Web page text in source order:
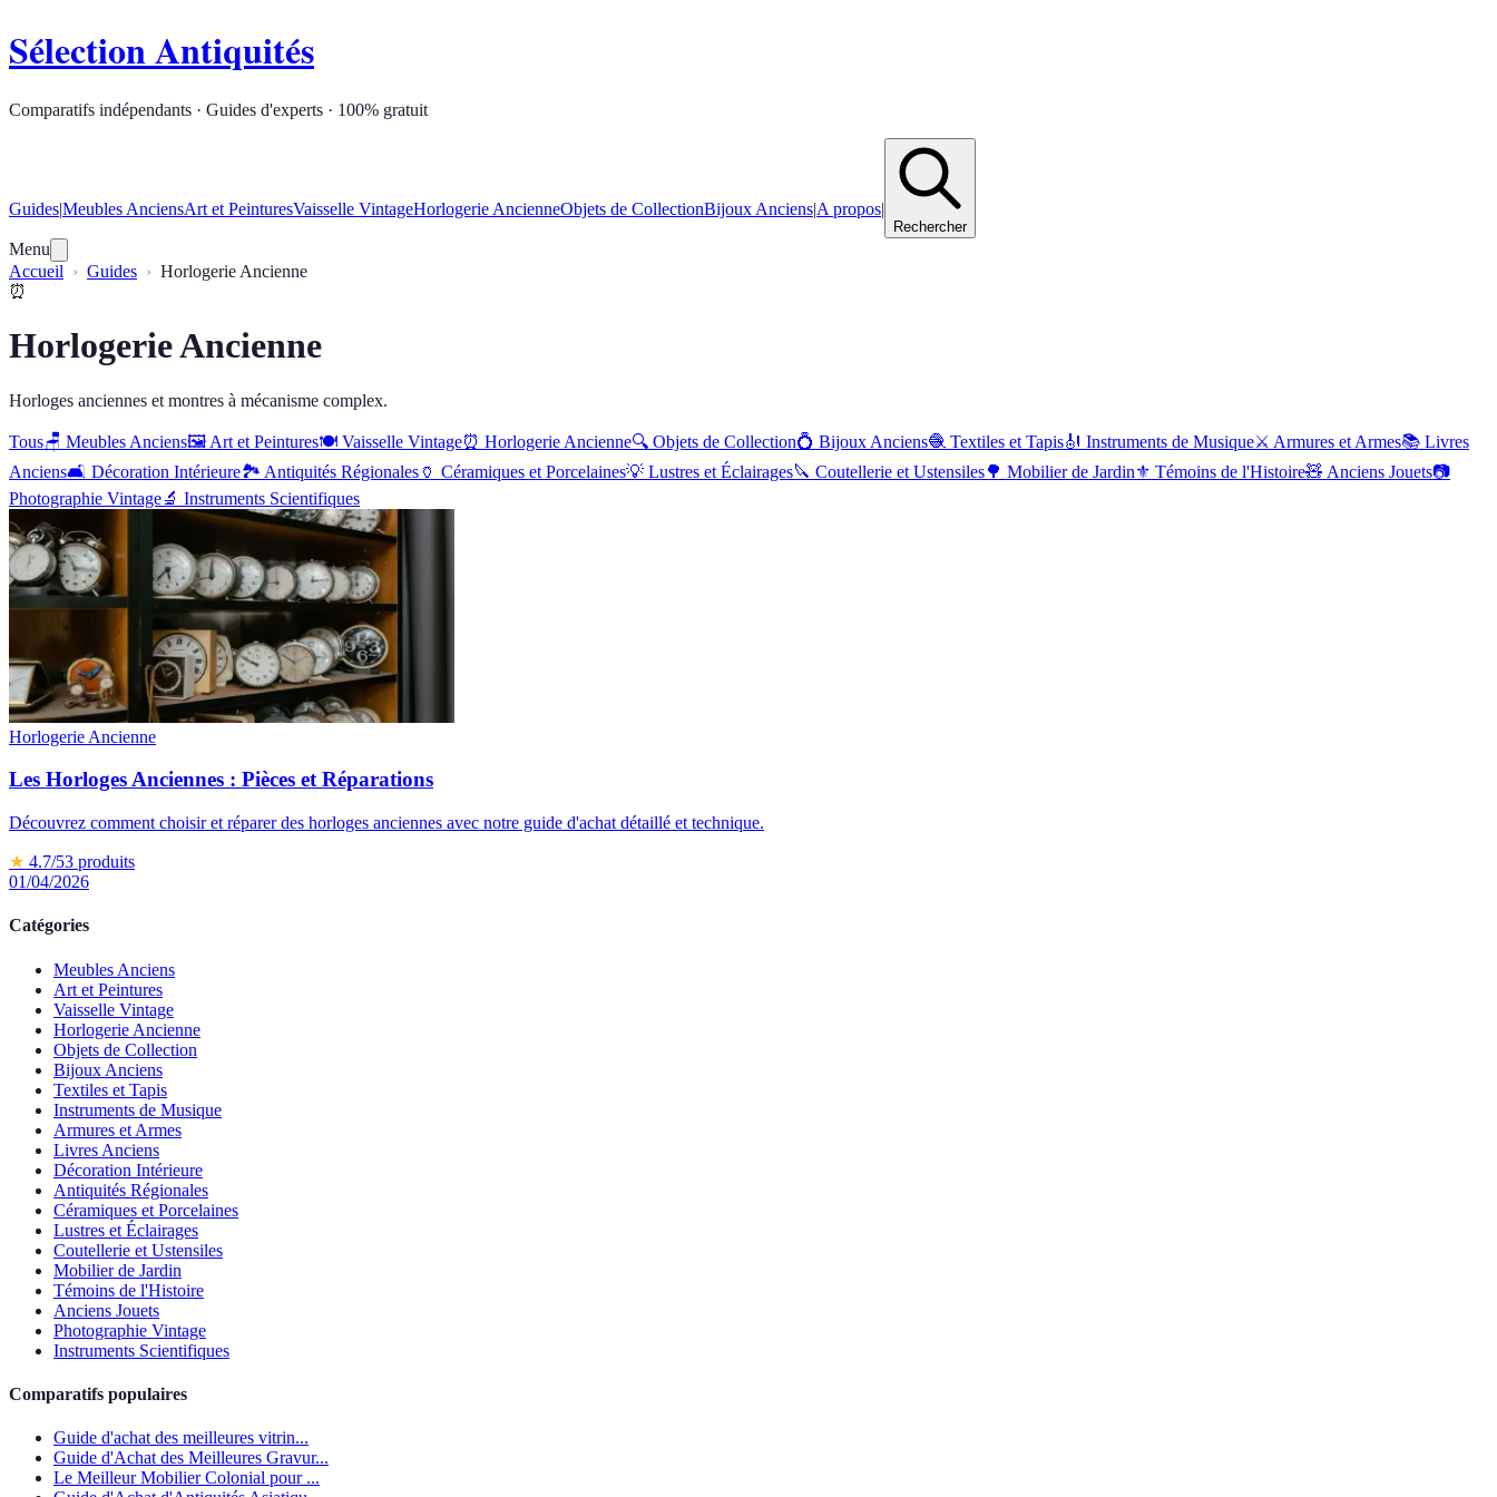
Sélection Antiquités
Comparatifs indépendants · Guides d'experts · 100% gratuit
Guides|Meubles AnciensArt et PeinturesVaisselle VintageHorlogerie AncienneObjets de CollectionBijoux Anciens|A propos|
Rechercher
Menu
Accueil
Guides
Horlogerie Ancienne
⏰
Horlogerie Ancienne
Horloges anciennes et montres à mécanisme complex.
Tous🪑 Meubles Anciens🖼️ Art et Peintures🍽️ Vaisselle Vintage⏰ Horlogerie Ancienne🔍 Objets de Collection💍 Bijoux Anciens🧶 Textiles et Tapis🎻 Instruments de Musique⚔️ Armures et Armes📚 Livres
Anciens🛋️ Décoration Intérieure🏞️ Antiquités Régionales 🏺 Céramiques et Porcelaines💡 Lustres et Éclairages🔪 Coutellerie et Ustensiles🌳 Mobilier de Jardin⚜️ Témoins de l'Histoire🧸 Anciens Jouets📷
Photographie Vintage🔬 Instruments Scientifiques
Horlogerie Ancienne
Les Horloges Anciennes : Pièces et Réparations
Découvrez comment choisir et réparer des horloges anciennes avec notre guide d'achat détaillé et technique.
★ 4.7/53 produits
01/04/2026
Catégories
Meubles Anciens
Art et Peintures
Vaisselle Vintage
Horlogerie Ancienne
Objets de Collection
Bijoux Anciens
Textiles et Tapis
Instruments de Musique
Armures et Armes
Livres Anciens
Décoration Intérieure
Antiquités Régionales
Céramiques et Porcelaines
Lustres et Éclairages
Coutellerie et Ustensiles
Mobilier de Jardin
Témoins de l'Histoire
Anciens Jouets
Photographie Vintage
Instruments Scientifiques
Comparatifs populaires
Guide d'achat des meilleures vitrin...
Guide d'Achat des Meilleures Gravur...
Le Meilleur Mobilier Colonial pour ...